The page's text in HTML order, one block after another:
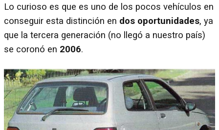
Lo curioso es que es uno de los pocos vehículos en
conseguir esta distinción en dos oportunidades, ya
que la tercera generación (no llegó a nuestro país)
se coronó en 2006.